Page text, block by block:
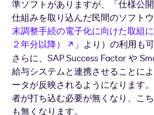
準ソフトがありますが、「仕様公
仕組みを取り込んだ民間のソフト
末調整手続の電子化に向けた取組
２年分以降）
新しいタブで開く
」より）の利用も可
さらに、SAP Success Factor や
給与システムと連携させることに
ータが反映されるようになります。
者が打ち込む必要が無くなり、こ
も無くなります。